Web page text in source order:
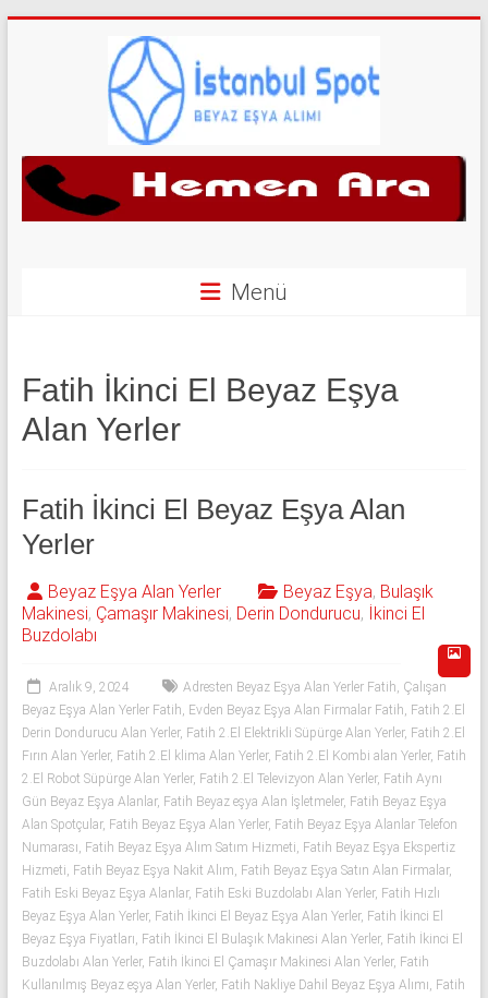
İkinci
El
Yerler
|
543
592
53
50
el
beyaz
eşya
olarak
buzdolabı,
çamaşır
makinesi,
bulaşık
makinesi,
derin
dondurucu,
klima
Menü
Fatih İkinci El Beyaz Eşya
Alan Yerler
Fatih İkinci El Beyaz Eşya Alan
Yerler
Beyaz Eşya Alan Yerler Beyaz Eşya, Bulaşık
Makinesi, Çamaşır Makinesi, Derin Dondurucu, İkinci El
Buzdolabı
Aralık 9, 2024 Adresten Beyaz Eşya Alan Yerler Fatih Çalışan
Beyaz Eşya Alan Yerler Fatih Evden Beyaz Eşya Alan Firmalar Fatih Fatih 2.El
Derin Dondurucu Alan Yerler, Fatih 2.El Elektrikli Süpürge Alan Yerler, Fatih 2.El
Fırın Alan Yerler, Fatih 2.El klima Alan Yerler, Fatih 2.El Kombi alan Yerler, Fatih
2.El Robot Süpürge Alan Yerler, Fatih 2.El Televizyon Alan Yerler, Fatih Aynı
Gün Beyaz Eşya Alanlar, Fatih Beyaz eşya Alan İşletmeler, Fatih Beyaz Eşya
Alan Spotçular, Fatih Beyaz Eşya Alan Yerler, Fatih Beyaz Eşya Alanlar Telefon
Numarası Fatih Beyaz Eşya Alım Satım Hizmeti Fatih Beyaz Eşya Ekspertiz
Hizmeti Fatih Beyaz Eşya Nakit Alım Fatih Beyaz Eşya Satın Alan Firmalar,
Fatih Eski Beyaz Eşya Alanlar, Fatih Eski Buzdolabı Alan Yerler, Fatih Hızlı
Beyaz Eşya Alan Yerler, Fatih İkinci El Beyaz Eşya Alan Yerler, Fatih İkinci El
Beyaz Eşya Fiyatları Fatih İkinci El Bulaşık Makinesi Alan Yerler, Fatih İkinci El
Buzdolabı Alan Yerler, Fatih İkinci El Çamaşır Makinesi Alan Yerler, Fatih
Kullanılmış Beyaz eşya Alan Yerler, Fatih Nakliye Dahil Beyaz Eşya Alımı Fatih